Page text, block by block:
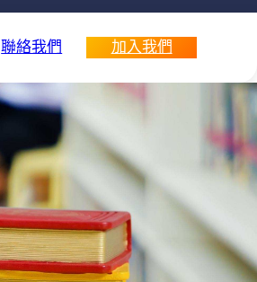
聯絡我們 加入我們